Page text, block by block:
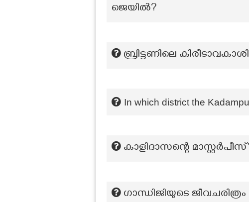
ജെയിൽ?
ബ്രിട്ടണിലെ
In which district the
കാളിദാസന്റെ
ഗാന്ധിജിയുടെ